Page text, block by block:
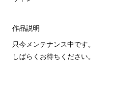
作品説明
只今メンテナンス中です。
しばらくお待ちください。